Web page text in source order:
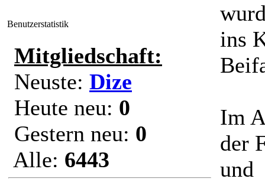
Benutzerstatistik
Mitgliedschaft:
Neuste: Dize
Heute neu: 0
Gestern neu: 0
Alle: 6443
ins
Im
der
und